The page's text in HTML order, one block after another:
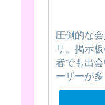
圧倒的な
リ。掲示
者でも出
ーザーが